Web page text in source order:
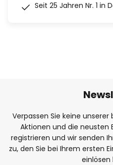
Seit 25 Jahren Nr. 1 in
Verpassen Sie keine
Aktionen und die neusten
registrieren und wir senden
zu, den Sie bei Ihrem ersten
einlösen